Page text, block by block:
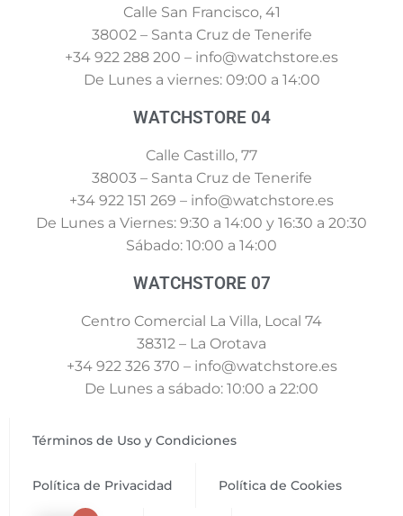
Calle San Francisco, 41
38002 – Santa Cruz de Tenerife
+34 922 288 200 – info@watchstore.es
De Lunes a viernes: 09:00 a 14:00
WATCHSTORE 04
Calle Castillo, 77
38003 – Santa Cruz de Tenerife
+34 922 151 269 – info@watchstore.es
De Lunes a Viernes: 9:30 a 14:00 y 16:30 a 20:30
Sábado: 10:00 a 14:00
WATCHSTORE 07
Centro Comercial La Villa, Local 74
38312 – La Orotava
+34 922 326 370 – info@watchstore.es
De Lunes a sábado: 10:00 a 22:00
Términos de Uso y Condiciones
Política de Privacidad Política de Cookies